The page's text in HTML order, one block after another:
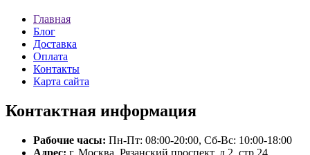
Главная
Блог
Доставка
Оплата
Контакты
Карта сайта
Контактная информация
Рабочие часы: Пн-Пт: 08:00-20:00, Сб-Вс: 10:00-18:00